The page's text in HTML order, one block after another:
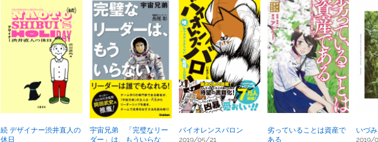
続 デザイナー渋井直人の
休日
宇宙兄弟 「完璧なリー
ダー」は、もういらな
バイオレンスバロン
2019/05/21
劣っていることは資産で
ある
いづ
2019/